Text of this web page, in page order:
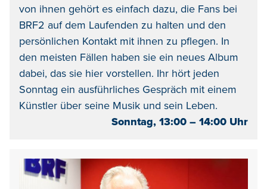
von ihnen gehört es einfach dazu, die Fans bei
BRF2 auf dem Laufenden zu halten und den
persönlichen Kontakt mit ihnen zu pflegen. In
den meisten Fällen haben sie ein neues Album
dabei, das sie hier vorstellen. Ihr hört jeden
Sonntag ein ausführliches Gespräch mit einem
Künstler über seine Musik und sein Leben.
Sonntag, 13:00 – 14:00 Uhr